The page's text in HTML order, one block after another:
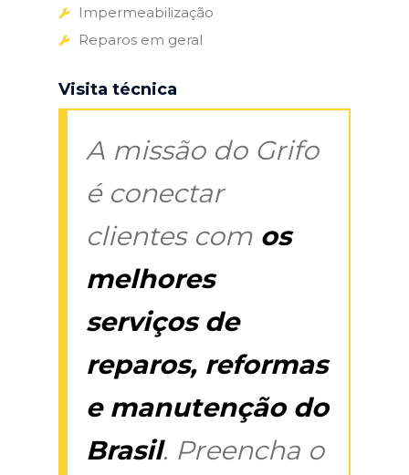
Impermeabilização
Reparos em geral
Visita técnica
A missão do Grifo
é conectar
clientes com os
melhores
serviços de
reparos, reformas
e manutenção do
Brasil. Preencha o